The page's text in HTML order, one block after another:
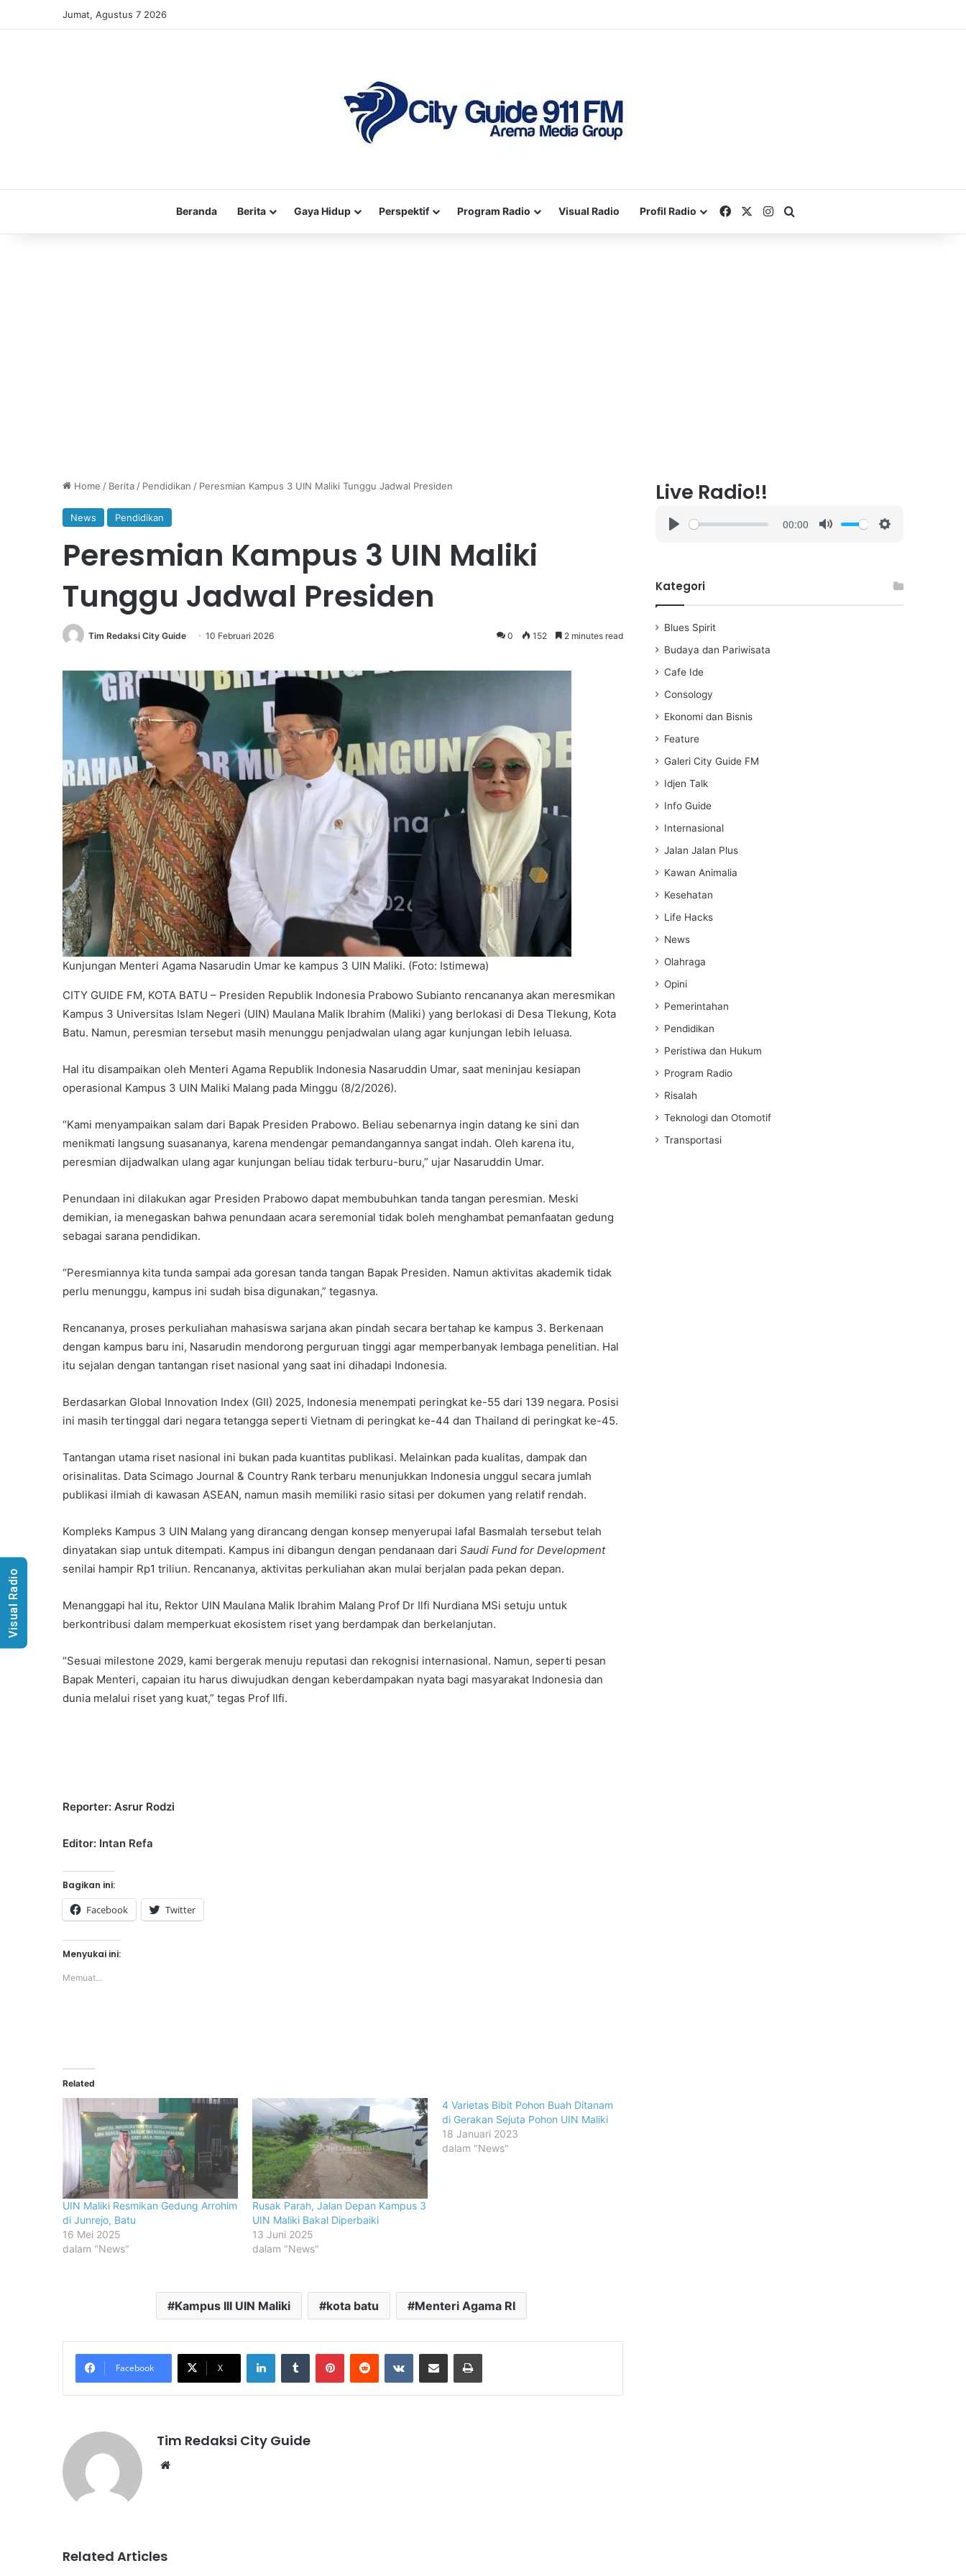
Jumat, Agustus 7 2026
Beranda Berita Gaya Hidup Perspektif Program Radio Visual Radio Profil Radio FacebookInstagram
Home / Berita / Pendidikan / Peresmian Kampus 3 UIN Maliki Tunggu Jadwal Presiden
News Pendidikan
Peresmian Kampus 3 UIN Maliki
Tunggu Jadwal Presiden
Tim Redaksi City Guide 10 Februari 2026 0 152 2 minutes read
Kunjungan Menteri Agama Nasarudin Umar ke kampus 3 UIN Maliki. (Foto: Istimewa)
CITY GUIDE FM, KOTA BATU – Presiden Republik Indonesia Prabowo Subianto rencananya akan meresmikan
Kampus 3 Universitas Islam Negeri (UIN) Maulana Malik Ibrahim (Maliki) yang berlokasi di Desa Tlekung, Kota
Batu. Namun, peresmian tersebut masih menunggu penjadwalan ulang agar kunjungan lebih leluasa.
Hal itu disampaikan oleh Menteri Agama Republik Indonesia Nasaruddin Umar, saat meninjau kesiapan
operasional Kampus 3 UIN Maliki Malang pada Minggu (8/2/2026).
“Kami menyampaikan salam dari Bapak Presiden Prabowo. Beliau sebenarnya ingin datang ke sini dan
menikmati langsung suasananya, karena mendengar pemandangannya sangat indah. Oleh karena itu,
peresmian dijadwalkan ulang agar kunjungan beliau tidak terburu-buru,” ujar Nasaruddin Umar.
Penundaan ini dilakukan agar Presiden Prabowo dapat membubuhkan tanda tangan peresmian. Meski
demikian, ia menegaskan bahwa penundaan acara seremonial tidak boleh menghambat pemanfaatan gedung
sebagai sarana pendidikan.
“Peresmiannya kita tunda sampai ada goresan tanda tangan Bapak Presiden. Namun aktivitas akademik tidak
perlu menunggu, kampus ini sudah bisa digunakan,” tegasnya.
Rencananya, proses perkuliahan mahasiswa sarjana akan pindah secara bertahap ke kampus 3. Berkenaan
dengan kampus baru ini, Nasarudin mendorong perguruan tinggi agar memperbanyak lembaga penelitian. Hal
itu sejalan dengan tantangan riset nasional yang saat ini dihadapi Indonesia.
Berdasarkan Global Innovation Index (GII) 2025, Indonesia menempati peringkat ke-55 dari 139 negara. Posisi
ini masih tertinggal dari negara tetangga seperti Vietnam di peringkat ke-44 dan Thailand di peringkat ke-45.
Tantangan utama riset nasional ini bukan pada kuantitas publikasi. Melainkan pada kualitas, dampak dan
orisinalitas. Data Scimago Journal & Country Rank terbaru menunjukkan Indonesia unggul secara jumlah
publikasi ilmiah di kawasan ASEAN, namun masih memiliki rasio sitasi per dokumen yang relatif rendah.
Kompleks Kampus 3 UIN Malang yang dirancang dengan konsep menyerupai lafal Basmalah tersebut telah
dinyatakan siap untuk ditempati. Kampus ini dibangun dengan pendanaan dari Saudi Fund for Development
senilai hampir Rp1 triliun. Rencananya, aktivitas perkuliahan akan mulai berjalan pada pekan depan.
Menanggapi hal itu, Rektor UIN Maulana Malik Ibrahim Malang Prof Dr Ilfi Nurdiana MSi setuju untuk
berkontribusi dalam memperkuat ekosistem riset yang berdampak dan berkelanjutan.
“Sesuai milestone 2029, kami bergerak menuju reputasi dan rekognisi internasional. Namun, seperti pesan
Bapak Menteri, capaian itu harus diwujudkan dengan keberdampakan nyata bagi masyarakat Indonesia dan
dunia melalui riset yang kuat,” tegas Prof Ilfi.
Reporter: Asrur Rodzi
Editor: Intan Refa
Bagikan ini:
Facebook Twitter
Menyukai ini:
Memuat...
Related
UIN Maliki Resmikan Gedung Arrohim
di Junrejo, Batu
16 Mei 2025
dalam "News"
Rusak Parah, Jalan Depan Kampus 3
UIN Maliki Bakal Diperbaiki
13 Juni 2025
dalam "News"
4 Varietas Bibit Pohon Buah Ditanam
di Gerakan Sejuta Pohon UIN Maliki
18 Januari 2023
dalam "News"
Kampus III UIN Maliki kota batu Menteri Agama RI
Facebook X
LinkedInTumblr PinterestReddit VKontakteShare via Email Print
Tim Redaksi City Guide
Related Articles
Live Radio!!
y
00:00
i
Kategori
Blues Spirit
Budaya dan Pariwisata
Cafe Ide
Consology
Ekonomi dan Bisnis
Feature
Galeri City Guide FM
Idjen Talk
Info Guide
Internasional
Jalan Jalan Plus
Kawan Animalia
Kesehatan
Life Hacks
News
Olahraga
Opini
Pemerintahan
Pendidikan
Peristiwa dan Hukum
Program Radio
Risalah
Teknologi dan Otomotif
Transportasi
Visual Radio